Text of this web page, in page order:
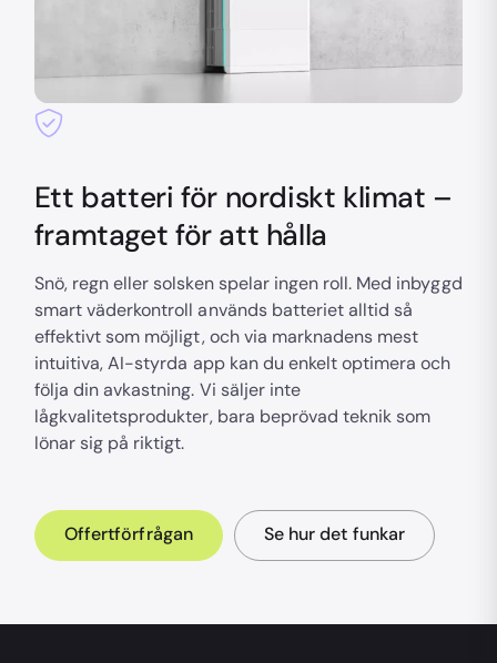
Ett batteri för nordiskt klimat –
framtaget för att hålla
Snö, regn eller solsken spelar ingen roll. Med inbyggd
smart väderkontroll används batteriet alltid så
effektivt som möjligt, och via marknadens mest
intuitiva, AI-styrda app kan du enkelt optimera och
följa din avkastning. Vi säljer inte
lågkvalitetsprodukter, bara beprövad teknik som
lönar sig på riktigt.
Offertförfrågan Se hur det funkar